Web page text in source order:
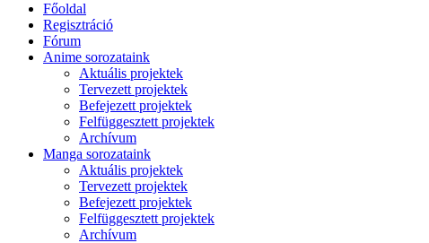
Főoldal
Regisztráció
Fórum
Anime sorozataink
Aktuális projektek
Tervezett projektek
Befejezett projektek
Felfüggesztett projektek
Archívum
Manga sorozataink
Aktuális projektek
Tervezett projektek
Befejezett projektek
Felfüggesztett projektek
Archívum